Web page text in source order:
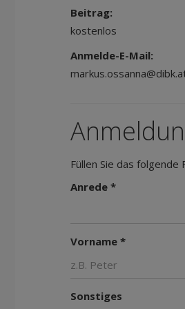
Beitrag:
kostenlos
Anmelde-E-Mail:
Füllen Sie das
Anrede *
Vorname *
Sonstiges